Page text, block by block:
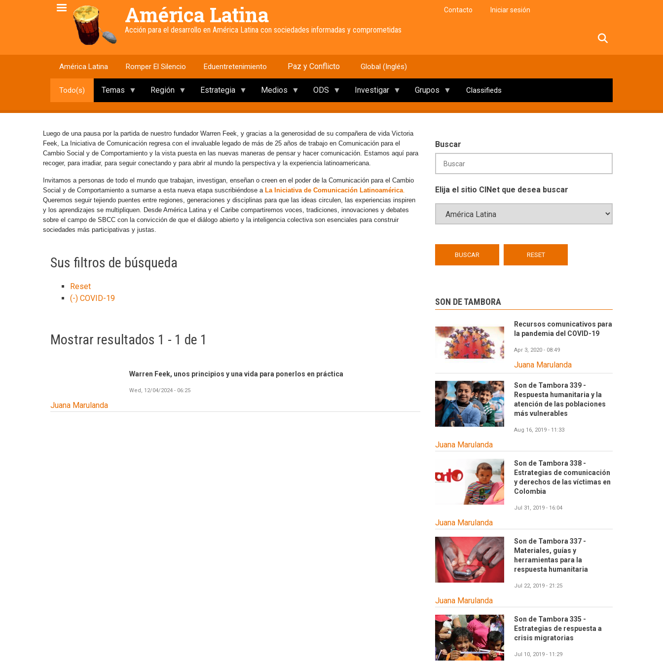
América Latina
Acción para el desarrollo en América Latina con sociedades informadas y comprometidas
Contacto Iniciar sesión
América Latina Romper El Silencio Eduentretenimiento Paz y Conflicto Global (Inglés)
Todo(s) Temas Región Estrategia Medios ODS Investigar Grupos Classifieds
Luego de una pausa por la partida de nuestro fundador Warren Feek, y gracias a la generosidad de su compañera de vida Victoria
Feek, La Iniciativa de Comunicación regresa con el invaluable legado de más de 25 años de trabajo en Comunicación para el
Cambio Social y de Comportamiento y la vista puesta en las nuevas maneras de pensar y hacer comunicación. Estamos aquí para
recoger, para irradiar, para seguir conectando y para abrir al mundo la perspectiva y la experiencia latinoamericana.
Invitamos a personas de todo el mundo que trabajan, investigan, enseñan o creen en el poder de la Comunicación para el Cambio
Social y de Comportamiento a sumarse a esta nueva etapa suscribiéndose a La Iniciativa de Comunicación Latinoamérica.
Queremos seguir tejiendo puentes entre regiones, generaciones y disciplinas para que las ideas circulen, las experiencias inspiren
y los aprendizajes se multipliquen. Desde América Latina y el Caribe compartiremos voces, tradiciones, innovaciones y debates
sobre el campo de SBCC con la convicción de que el diálogo abierto y la inteligencia colectiva son esenciales para construir
sociedades más participativas y justas.
Sus filtros de búsqueda
Reset
(-) COVID-19
Mostrar resultados 1 - 1 de 1
Warren Feek, unos principios y una vida para ponerlos en práctica
Wed, 12/04/2024 - 06:25
Juana Marulanda
Buscar
Elija el sitio CINet que desea buscar
SON DE TAMBORA
Recursos comunicativos para
la pandemia del COVID-19
Apr 3, 2020 - 08:49
Juana Marulanda
Son de Tambora 339 -
Respuesta humanitaria y la
atención de las poblaciones
más vulnerables
Aug 16, 2019 - 11:33
Juana Marulanda
Son de Tambora 338 -
Estrategias de comunicación
y derechos de las víctimas en
Colombia
Jul 31, 2019 - 16:04
Juana Marulanda
Son de Tambora 337 -
Materiales, guías y
herramientas para la
respuesta humanitaria
Jul 22, 2019 - 21:25
Juana Marulanda
Son de Tambora 335 -
Estrategias de respuesta a
crisis migratorias
Jul 10, 2019 - 11:29